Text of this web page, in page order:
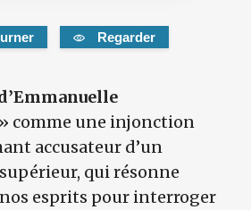
Regarder
comme une injonction
accusateur d’un
qui résonne
esprits pour interroger